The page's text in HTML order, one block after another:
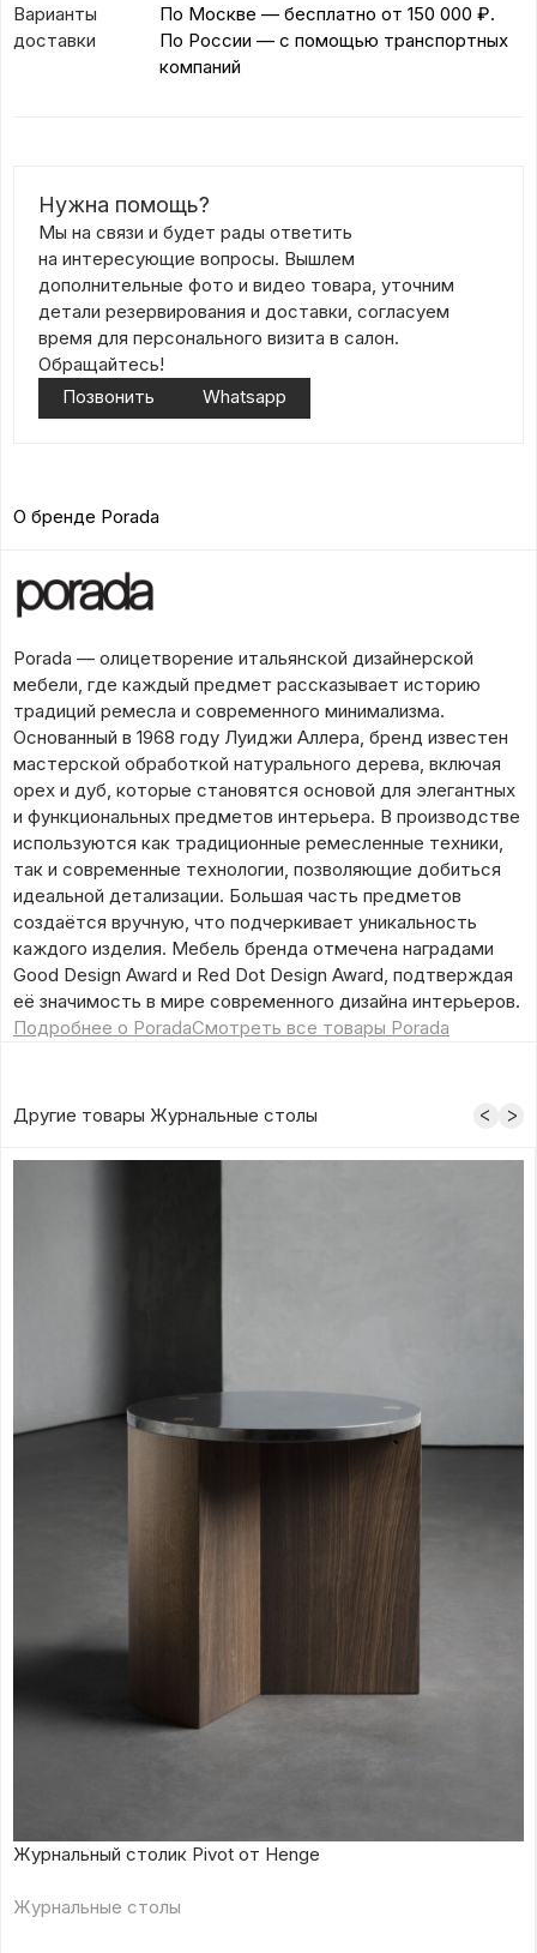
Варианты
доставки
По Москве — бесплатно от 150 000 ₽.
По России — с помощью транспортных
компаний
Нужна помощь?
Мы на связи и будет рады ответить
на интересующие вопросы. Вышлем
дополнительные фото и видео товара, уточним
детали резервирования и доставки, согласуем
время для персонального визита в салон.
Обращайтесь!
Позвонить
Whatsapp
О бренде Porada
Porada — олицетворение итальянской дизайнерской
мебели, где каждый предмет рассказывает историю
традиций ремесла и современного минимализма.
Основанный в 1968 году Луиджи Аллера, бренд известен
мастерской обработкой натурального дерева, включая
орех и дуб, которые становятся основой для элегантных
и функциональных предметов интерьера. В производстве
используются как традиционные ремесленные техники,
так и современные технологии, позволяющие добиться
идеальной детализации. Большая часть предметов
создаётся вручную, что подчеркивает уникальность
каждого изделия. Мебель бренда отмечена наградами
Good Design Award и Red Dot Design Award, подтверждая
её значимость в мире современного дизайна интерьеров.
Подробнее о PoradaСмотреть все товары Porada
Другие товары Журнальные столы
Журнальный столик Pivot от Henge
Журнальные столы